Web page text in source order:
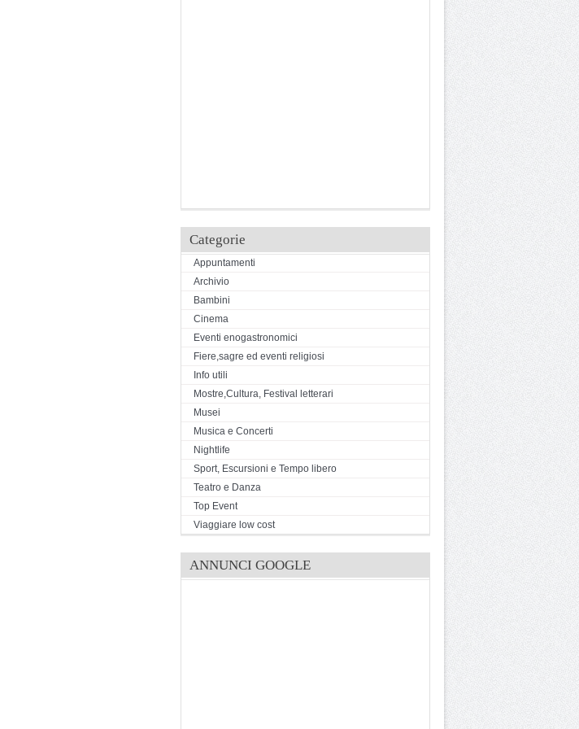
Categorie
Appuntamenti
Archivio
Bambini
Cinema
Eventi enogastronomici
Fiere,sagre ed eventi religiosi
Info utili
Mostre,Cultura, Festival letterari
Musei
Musica e Concerti
Nightlife
Sport, Escursioni e Tempo libero
Teatro e Danza
Top Event
Viaggiare low cost
ANNUNCI GOOGLE